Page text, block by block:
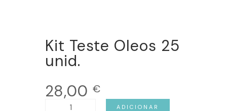
Kit Teste Oleos 25
unid.
28,00 €
Quantidade
ADICIONAR